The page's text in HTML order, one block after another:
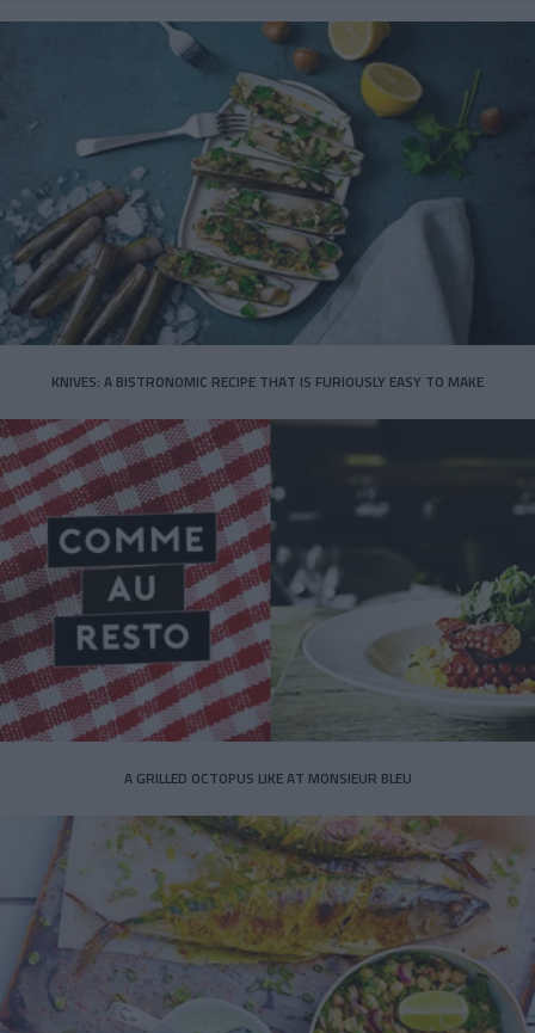
KNIVES: A BISTRONOMIC RECIPE THAT IS FURIOUSLY EASY TO MAKE
A GRILLED OCTOPUS LIKE AT MONSIEUR BLEU